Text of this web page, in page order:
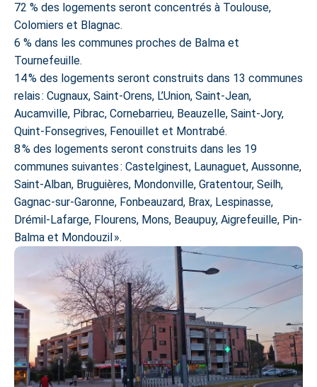
72 % des logements seront concentrés à Toulouse,
Colomiers et Blagnac.
6 % dans les communes proches de Balma et
Tournefeuille.
14 % des logements seront construits dans 13 communes
relais : Cugnaux, Saint-Orens, L’Union, Saint-Jean,
Aucamville, Pibrac, Cornebarrieu, Beauzelle, Saint-Jory,
Quint-Fonsegrives, Fenouillet et Montrabé.
8 % des logements seront construits dans les 19
communes suivantes : Castelginest, Launaguet, Aussonne,
Saint-Alban, Bruguières, Mondonville, Gratentour, Seilh,
Gagnac-sur-Garonne, Fonbeauzard, Brax, Lespinasse,
Drémil-Lafarge, Flourens, Mons, Beaupuy, Aigrefeuille, Pin-
Balma et Mondouzil ».